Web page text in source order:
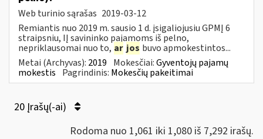
Web turinio sąrašas 2019-03-12
Remiantis nuo 2019 m. sausio 1 d. įsigaliojusiu GPMĮ 6
straipsniu, IĮ savininko pajamoms iš pelno,
nepriklausomai nuo to, ar jos buvo apmokestintos...
Metai (Archyvas): 2019 Mokesčiai:Gyventojų pajamų
mokestis Pagrindinis: Mokesčių pakeitimai
20 Įrašų(-ai)
Rodoma nuo 1,061 iki 1,080 iš 7,292 irašų.